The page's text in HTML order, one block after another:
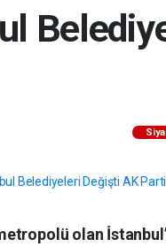
olan